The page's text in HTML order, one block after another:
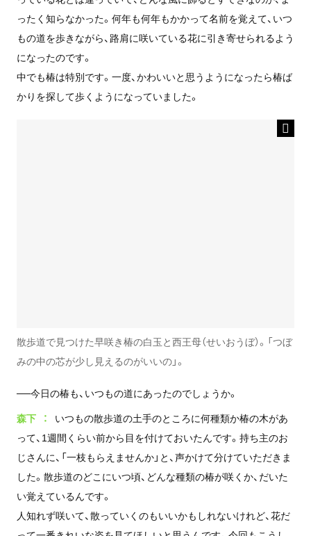
ったく知らなかった。何年も何年もかかって名前を覚えて、いつ
もの道を歩きながら、路肩に咲いている花に引き寄せられるよう
になったのです。
中でも椿は特別です。一度、かわいいと思うようになったら椿ば
かりを探して歩くようになっていました。
散歩道で見つけた早咲き椿の白玉と西王母（せいおうぼ）。「つぼ
みの中の芯が少し見えるのがいいの」。
──今日の椿も、いつもの道にあったのでしょうか。
森下
いつもの散歩道の土手のところに何種類か椿の木があ
って、1週間くらい前から目を付けておいたんです。持ち主のお
じさんに、「一枝もらえませんか」と、声かけて分けていただきま
した。散歩道のどこにいつ頃、どんな種類の椿が咲くか、だいた
い覚えているんです。
人知れず咲いて、散っていくのもいいかもしれないけれど、花だ